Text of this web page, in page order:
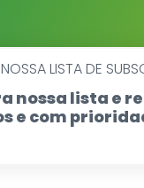
LISTA DE
nossa lista e
e com